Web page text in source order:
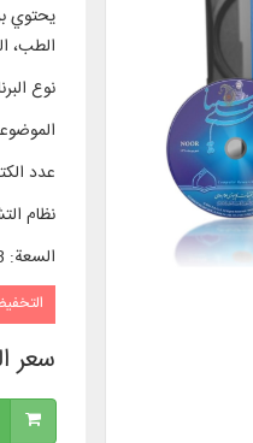
يحتوي
الطب،
نوع
عدد
نظام
السعة:
سعر